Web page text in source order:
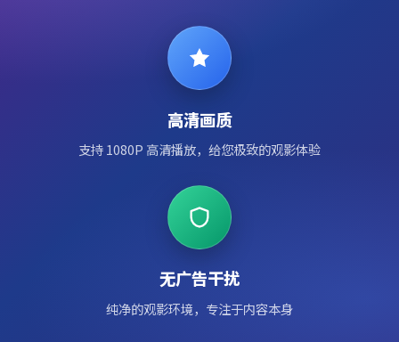
高清画质
支持 1080P 高清播放，给您极致的观影体验
无广告干扰
纯净的观影环境，专注于内容本身